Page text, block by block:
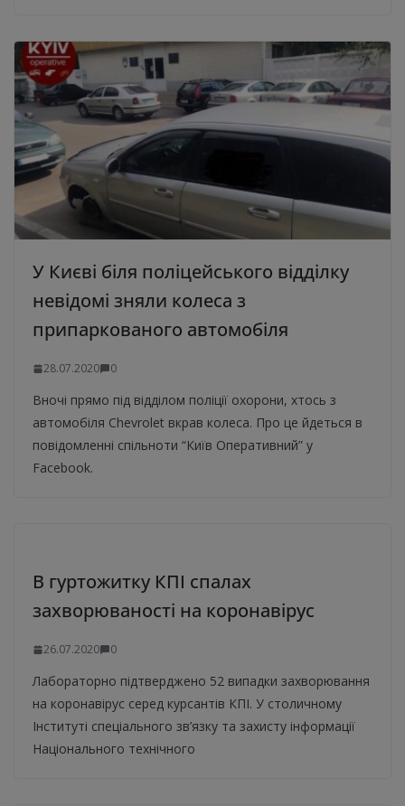
У Києві біля поліцейського відділку
невідомі зняли колеса з
припаркованого автомобіля
28.07.2020 0
Вночі прямо під відділом поліції охорони, хтось з
автомобіля Chevrolet вкрав колеса. Про це йдеться в
повідомленні спільноти “Київ Оперативний” у
Facebook.
В гуртожитку КПІ спалах
захворюваності на коронавірус
26.07.2020 0
Лабораторно підтверджено 52 випадки захворювання
на коронавірус серед курсантів КПІ. У столичному
Інституті спеціального зв’язку та захисту інформації
Національного технічного